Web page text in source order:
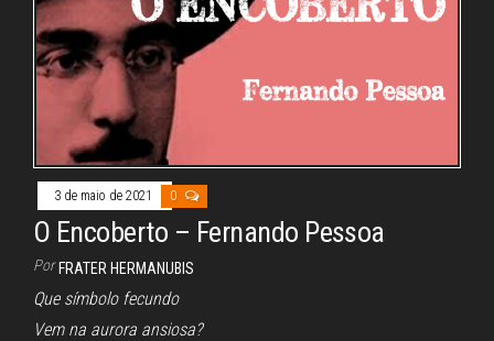
3 de maio de 2021 0
O Encoberto – Fernando Pessoa
Por FRATER HERMANUBIS
Que símbolo fecundo
Vem na aurora ansiosa?